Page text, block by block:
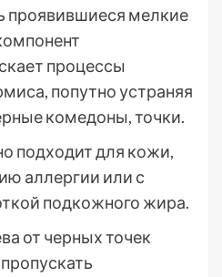
проявившиеся мелкие
процессы
попутно устраняя
комедоны, точки.
подходит для кожи,
аллергии или с
подкожного жира.
от черных точек